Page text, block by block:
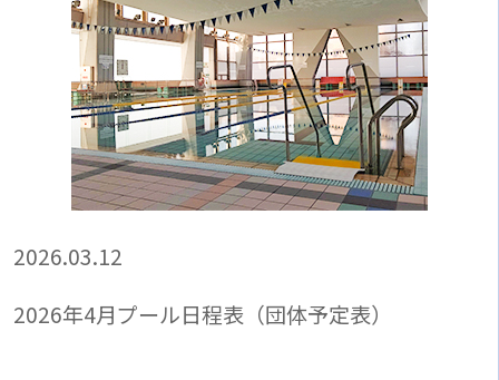
2026.03.12
2026年4月プール日程表（団体予定表）